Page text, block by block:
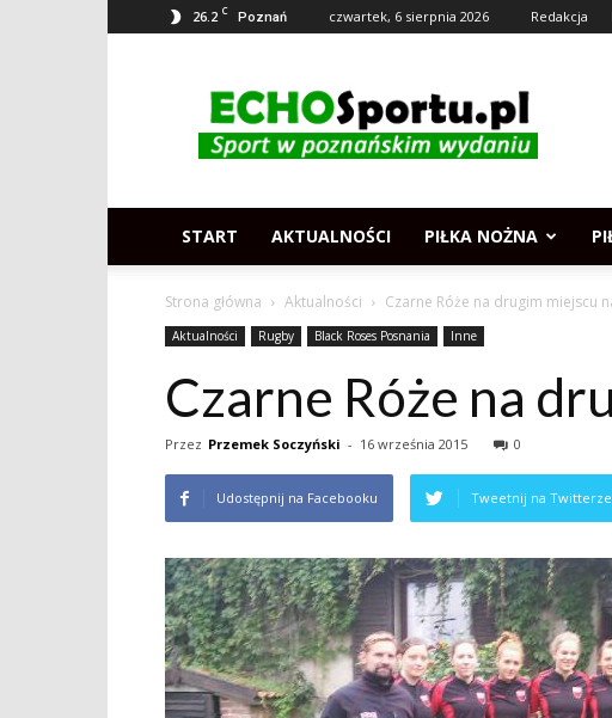
26.2 C Poznań czwartek, 6 sierpnia 2026 Redakcja
–
Sport
w
START AKTUALNOŚCI PIŁKA NOŻNA
Strona główna Aktualności Czarne Róże na drugim miejscu
Aktualności Rugby Black Roses Posnania Inne
Czarne Róże na
Przez Przemek Soczyński - 16 września 2015 0
Udostępnij na Facebooku Tweetnij na Twitterze